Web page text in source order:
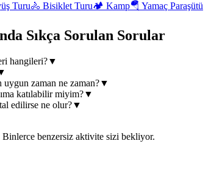
Turu🚴 Bisiklet Turu🏕️ Kamp🪂 Yamaç Paraşütü
Sıkça Sorulan Sorular
hangileri?▼
zaman ne zaman?▼
katılabilir miyim?▼
edilirse ne olur?▼
benzersiz aktivite sizi bekliyor.